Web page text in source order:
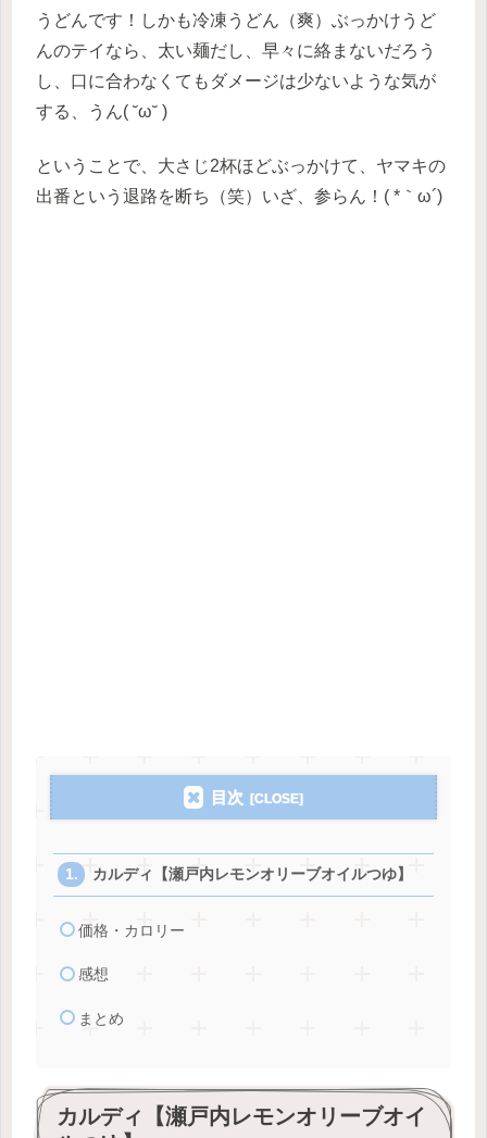
うどんです！しかも冷凍うどん（爽）ぶっかけうど
んのテイなら、太い麺だし、早々に絡まないだろう
し、口に合わなくてもダメージは少ないような気が
する、うん( ˘ω˘ )
ということで、大さじ2杯ほどぶっかけて、ヤマキの
出番という退路を断ち（笑）いざ、参らん！( *｀ω´)
目次
カルディ【瀬戸内レモンオリーブオイルつゆ】
価格・カロリー
感想
まとめ
カルディ【瀬戸内レモンオリーブオイ